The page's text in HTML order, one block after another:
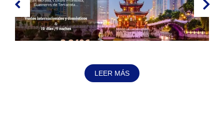
LEER MÁS